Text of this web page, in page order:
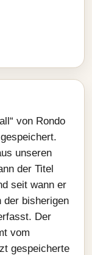
von Rondo
unseren
der Titel
seit wann er
der bisherigen
Der
vom
gespeicherte